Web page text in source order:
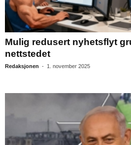
Mulig redusert nyhetsflyt
nettstedet
Redaksjonen - 1. november 2025